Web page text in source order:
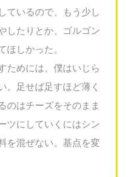
ているので、もう少し
したりとか、ゴルゴン
ほしかった。
ためには、僕はいじら
。足せば足すほど薄く
のはチーズをそのまま
ツにしていくにはシン
を混ぜない。基点を変